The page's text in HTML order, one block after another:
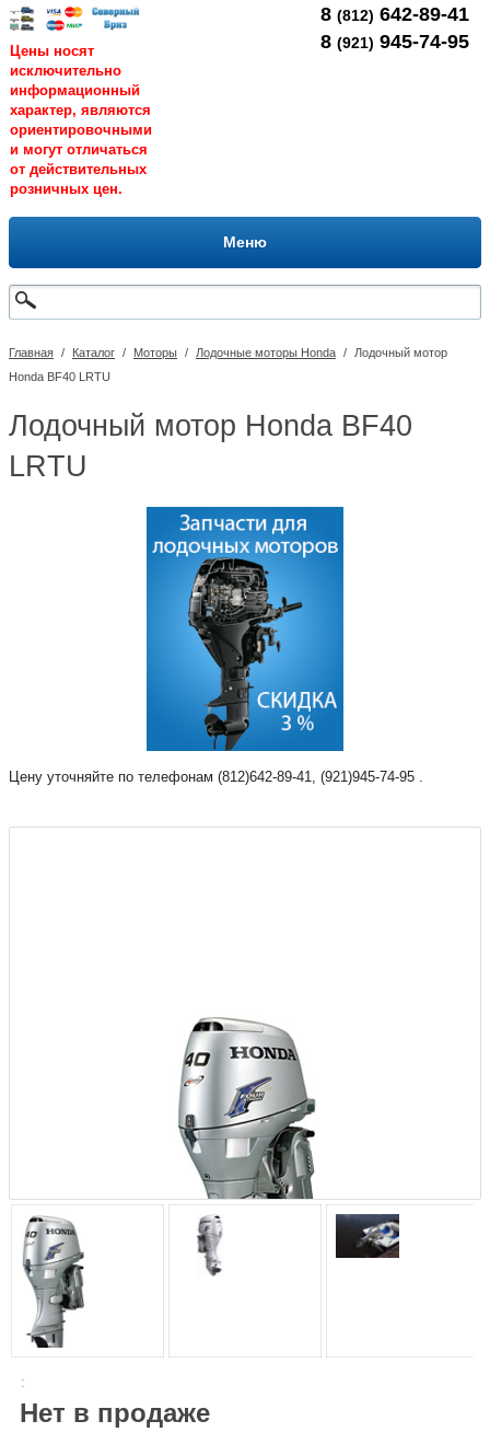
Цены носят
исключительно
информационный
характер, являются
ориентировочными
и могут отличаться
от действительных
розничных цен.
8 (812) 642-89-41
8 (921) 945-74-95
Меню
Главная / Каталог / Моторы / Лодочные моторы Honda /
Лодочный мотор
Honda BF40 LRTU
Лодочный мотор Honda BF40
LRTU
Цену уточняйте по телефонам (812)642-89-41, (921)945-74-95 .
:
Нет в продаже